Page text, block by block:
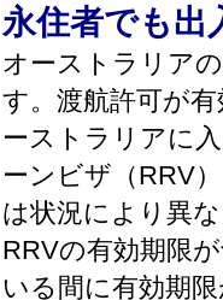
永住者でも出
オーストラリア
す。渡航許可が
ーストラリアに
ーンビザ（RRV
は状況により異
RRVの有効期限
いる間に有効期